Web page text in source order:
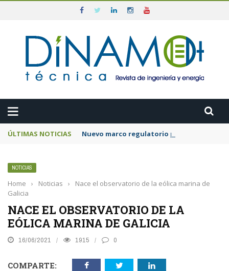
ÚLTIMAS NOTICIAS Nuevo marco regulatorio para acelerar
NOTICIAS
Home › Noticias ›
Nace el observatorio de la eólica marina de
Galicia
NACE EL OBSERVATORIO DE LA
EÓLICA MARINA DE GALICIA
16/06/2021 1915 0
COMPARTE: